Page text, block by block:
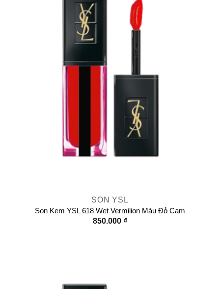
SON YSL
Son Kem YSL 618 Wet Vermilion Màu Đỏ Cam
850.000 ₫